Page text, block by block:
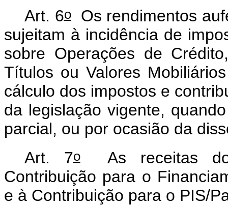
Art. 6oOs rendimentos
sujeitam à incidência de
sobre Operações de
Títulos ou Valores
cálculo dos impostos e
da legislação vigente,
parcial, ou por ocasião da
Art. 7oAs receitas do
Contribuição para o
e à Contribuição para o PIS/